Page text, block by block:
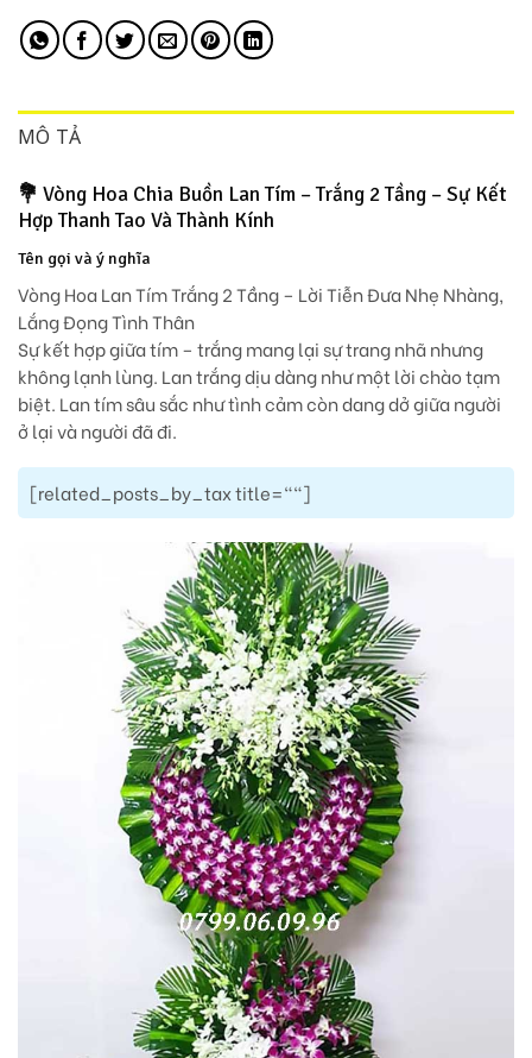
MÔ TẢ
💐 Vòng Hoa Chia Buồn Lan Tím – Trắng 2 Tầng – Sự Kết
Hợp Thanh Tao Và Thành Kính
Tên gọi và ý nghĩa
Vòng Hoa Lan Tím Trắng 2 Tầng – Lời Tiễn Đưa Nhẹ Nhàng,
Lắng Đọng Tình Thân
Sự kết hợp giữa tím – trắng mang lại sự trang nhã nhưng
không lạnh lùng. Lan trắngdịu dàng như một lời chào tạm
biệt. Lan tímsâu sắc như tình cảm còn dang dở giữa người
ở lại và người đã đi.
[related_posts_by_tax title=""]